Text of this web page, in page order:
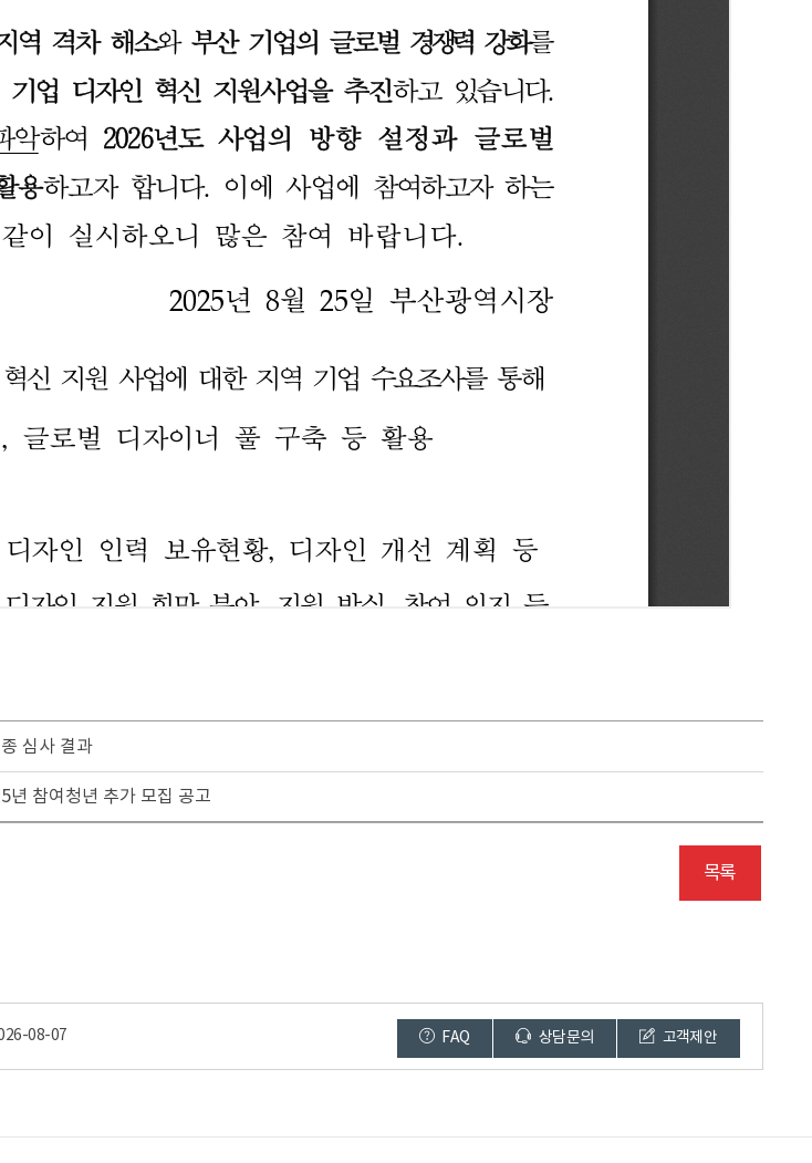
심사 결과
년 참여청년 추가 모집 공고
목록
08-07 FAQ 상담문의 고객제안